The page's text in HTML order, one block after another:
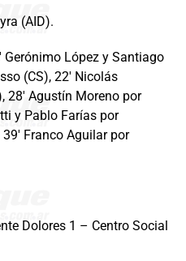
(AID).
Gerónimo López y Santiago
(CS), 22′ Nicolás
28′ Agustín Moreno por
y Pablo Farías por
Franco Aguilar por
Dolores 1 – Centro Social